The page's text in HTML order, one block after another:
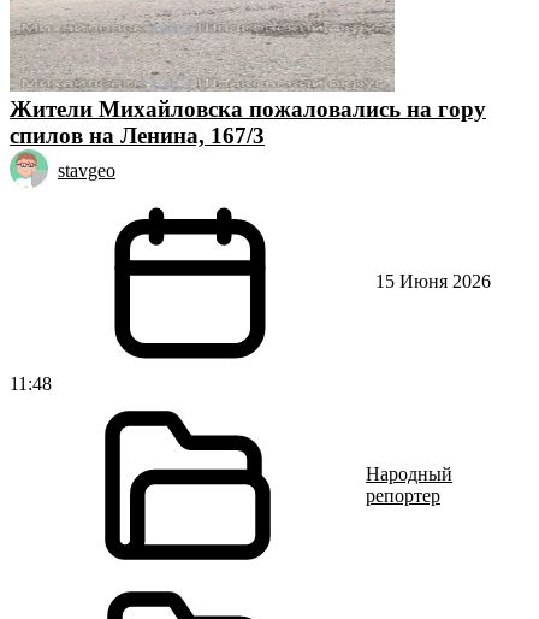
Жители Михайловска пожаловались на гору
спилов на Ленина, 167/3
stavgeo
15 Июня 2026
11:48
Народный
репортер